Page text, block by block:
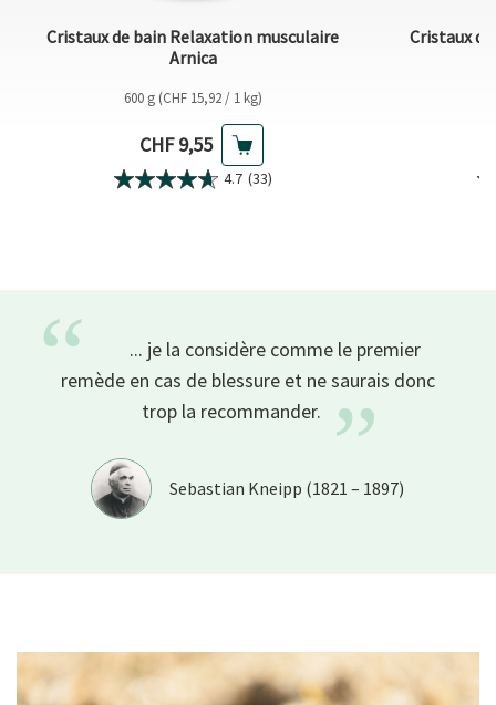
Cristaux de bain Relaxation musculaire
Arnica
600 g (CHF 15,92 / 1 kg)
Prix actuel
CHF 9,55
4.7 (33)
Cristaux
“
... je la considère comme le premier
remède en cas de blessure et ne saurais donc
trop la recommander. ”
Sebastian Kneipp (1821 – 1897)